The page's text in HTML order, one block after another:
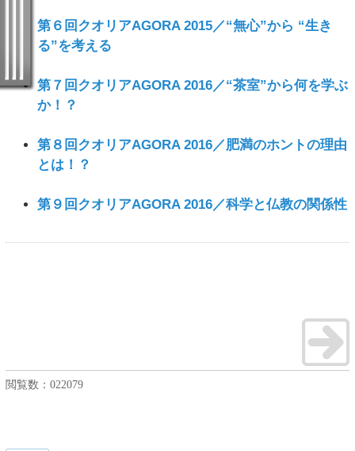
第６回クオリアAGORA 2015／“無心”から “生き
る”を考える
第７回クオリアAGORA 2016／“茶室”から何を学ぶ
か！？
第８回クオリアAGORA 2016／肥満のホントの理由
とは！？
第９回クオリアAGORA 2016／科学と仏教の関係性
閲覧数： 022079